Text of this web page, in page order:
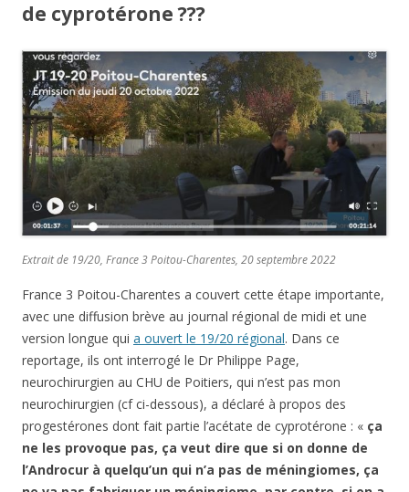
de cyprotérone ???
Extrait de 19/20, France 3 Poitou-Charentes, 20 septembre 2022
France 3 Poitou-Charentes a couvert cette étape importante,
avec une diffusion brève au journal régional de midi et une
version longue qui a ouvert le 19/20 régional. Dans ce
reportage, ils ont interrogé le Dr Philippe Page,
neurochirurgien au CHU de Poitiers, qui n’est pas mon
neurochirurgien (cf ci-dessous), a déclaré à propos des
progestérones dont fait partie l’acétate de cyprotérone : « ça
ne les provoque pas, ça veut dire que si on donne de
l’Androcur à quelqu’un qui n’a pas de méningiomes, ça